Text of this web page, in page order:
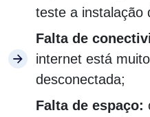
teste a instalação
Falta de
internet está
desconectada;
Falta de espaço: